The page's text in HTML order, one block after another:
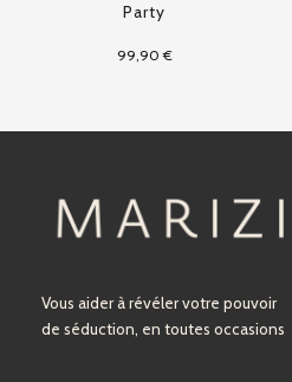
Party
99,90€
Vous aider à révéler votre pouvoir
de séduction, en toutes occasions